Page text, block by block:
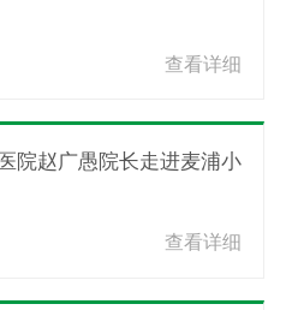
查看详细
院赵广愚院长走进麦浦小
查看详细